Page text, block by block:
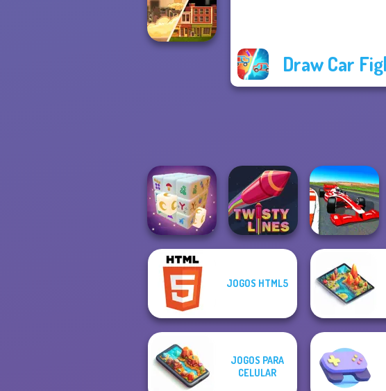
Draw Car
Color Fill 3D
Mystic Mahjong
Grand Extreme
Racing
JOGOS HTML5
JOGOS PARA
CELULAR